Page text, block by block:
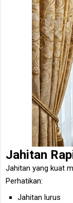
Jahitan
Jahitan yang kuat
Perhatikan:
Jahitan lurus